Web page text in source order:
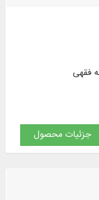
جزئیات محصول